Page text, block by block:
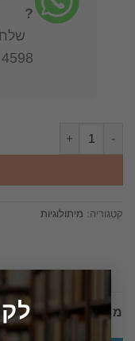
?
4598
קטגוריה: מיתולוגיות
מוצרים קשורים